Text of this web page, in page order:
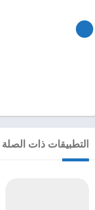
التطبيقات ذات الصلة